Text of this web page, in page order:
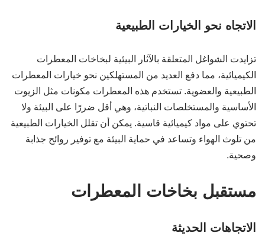
الاتجاه نحو الخيارات الطبيعية
تزايدت الشواغل المتعلقة بالآثار البيئية لبخاخات المعطرات
الكيميائية، مما دفع العديد من المستهلكين نحو خيارات المعطرات
الطبيعية والعضوية. تستخدم هذه المعطرات مكونات مثل الزيوت
الأساسية والمستخلصات النباتية، وهي أقل ضررًا على البيئة ولا
تحتوي على مواد كيميائية قاسية. يمكن أن تقلل الخيارات الطبيعية
من تلوث الهواء وتساعد في حماية البيئة مع توفير روائح جذابة
وصحية.
مستقبل بخاخات المعطرات
الاتجاهات الحديثة